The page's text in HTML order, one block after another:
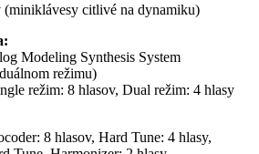
(miniklávesy citlivé na dynamiku)
Modeling Synthesis System
režimu)
režim: 8 hlasov, Dual režim: 4 hlasy
8 hlasov, Hard Tune: 4 hlasy,